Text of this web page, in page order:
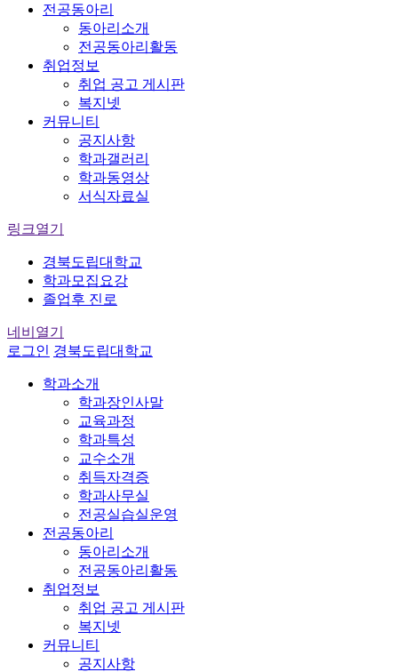
전공동아리
동아리소개
전공동아리활동
취업정보
취업 공고 게시판
복지넷
커뮤니티
공지사항
학과갤러리
학과동영상
서식자료실
링크열기
경북도립대학교
학과모집요강
졸업후 진로
네비열기
로그인 경북도립대학교
학과소개
학과장인사말
교육과정
학과특성
교수소개
취득자격증
학과사무실
전공실습실운영
전공동아리
동아리소개
전공동아리활동
취업정보
취업 공고 게시판
복지넷
커뮤니티
공지사항